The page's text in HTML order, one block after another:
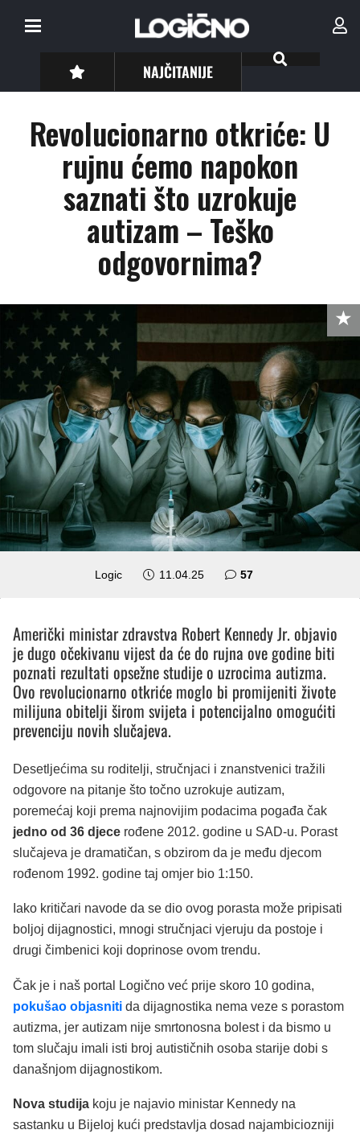
NAJČITANIJE
Revolucionarno otkriće: U
rujnu ćemo napokon
saznati što uzrokuje
autizam – Teško
odgovornima?
Logic 11.04.25 57komentara
Američki ministar zdravstva Robert Kennedy Jr. objavio
je dugo očekivanu vijest da će do rujna ove godine biti
poznati rezultati opsežne studije o uzrocima autizma.
Ovo revolucionarno otkriće moglo bi promijeniti živote
milijuna obitelji širom svijeta i potencijalno omogućiti
prevenciju novih slučajeva.
Desetljećima su roditelji, stručnjaci i znanstvenici tražili
odgovore na pitanje što točno uzrokuje autizam,
poremećaj koji prema najnovijim podacima pogađa čak
jedno od 36 djece rođene 2012. godine u SAD-u. Porast
slučajeva je dramatičan, s obzirom da je među djecom
rođenom 1992. godine taj omjer bio 1:150.
Iako kritičari navode da se dio ovog porasta može pripisati
boljoj dijagnostici, mnogi stručnjaci vjeruju da postoje i
drugi čimbenici koji doprinose ovom trendu.
Čak je i naš portal Logično već prije skoro 10 godina,
pokušao objasniti da dijagnostika nema veze s porastom
autizma, jer autizam nije smrtonosna bolest i da bismo u
tom slučaju imali isti broj autističnih osoba starije dobi s
današnjom dijagnostikom.
Nova studija koju je najavio ministar Kennedy na
sastanku u Bijeloj kući predstavlja dosad najambiciozniji